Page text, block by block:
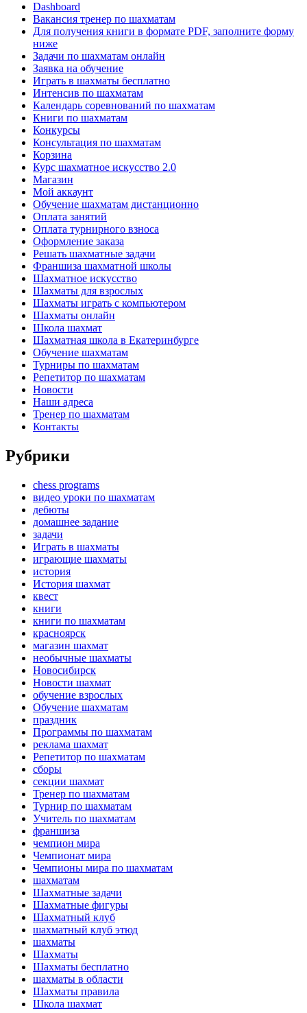
Dashboard
Вакансия тренер по шахматам
Для получения книги в формате PDF, заполните форму
ниже
Задачи по шахматам онлайн
Заявка на обучение
Играть в шахматы бесплатно
Интенсив по шахматам
Календарь соревнований по шахматам
Книги по шахматам
Конкурсы
Консультация по шахматам
Корзина
Курс шахматное искусство 2.0
Магазин
Мой аккаунт
Обучение шахматам дистанционно
Оплата занятий
Оплата турнирного взноса
Оформление заказа
Решать шахматные задачи
Франшиза шахматной школы
Шахматное искусство
Шахматы для взрослых
Шахматы играть с компьютером
Шахматы онлайн
Школа шахмат
Шахматная школа в Екатеринбурге
Обучение шахматам
Турниры по шахматам
Репетитор по шахматам
Новости
Наши адреса
Тренер по шахматам
Контакты
Рубрики
chess programs
видео уроки по шахматам
дебюты
домашнее задание
задачи
Играть в шахматы
играющие шахматы
история
История шахмат
квест
книги
книги по шахматам
красноярск
магазин шахмат
необычные шахматы
Новосибирск
Новости шахмат
обучение взрослых
Обучение шахматам
праздник
Программы по шахматам
реклама шахмат
Репетитор по шахматам
сборы
секции шахмат
Тренер по шахматам
Турнир по шахматам
Учитель по шахматам
франшиза
чемпион мира
Чемпионат мира
Чемпионы мира по шахматам
шахматам
Шахматные задачи
Шахматные фигуры
Шахматный клуб
шахматный клуб этюд
шахматы
Шахматы
Шахматы бесплатно
шахматы в области
Шахматы правила
Школа шахмат